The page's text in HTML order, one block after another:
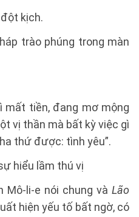
kịch.
trào phúng trong màn
mất tiền, đang mơ mộng
vị thần mà bất kỳ việc gì
thứ được: tình yêu”.
hiểu lầm thú vị
Mô-li-e nói chung và Lão
hiện yếu tố bất ngờ, có